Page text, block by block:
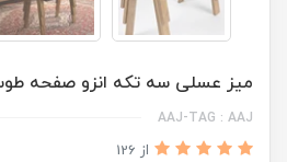
میز عسلی سه تکه انزو صفحه
AAJ-TAG : AAJ
از 126